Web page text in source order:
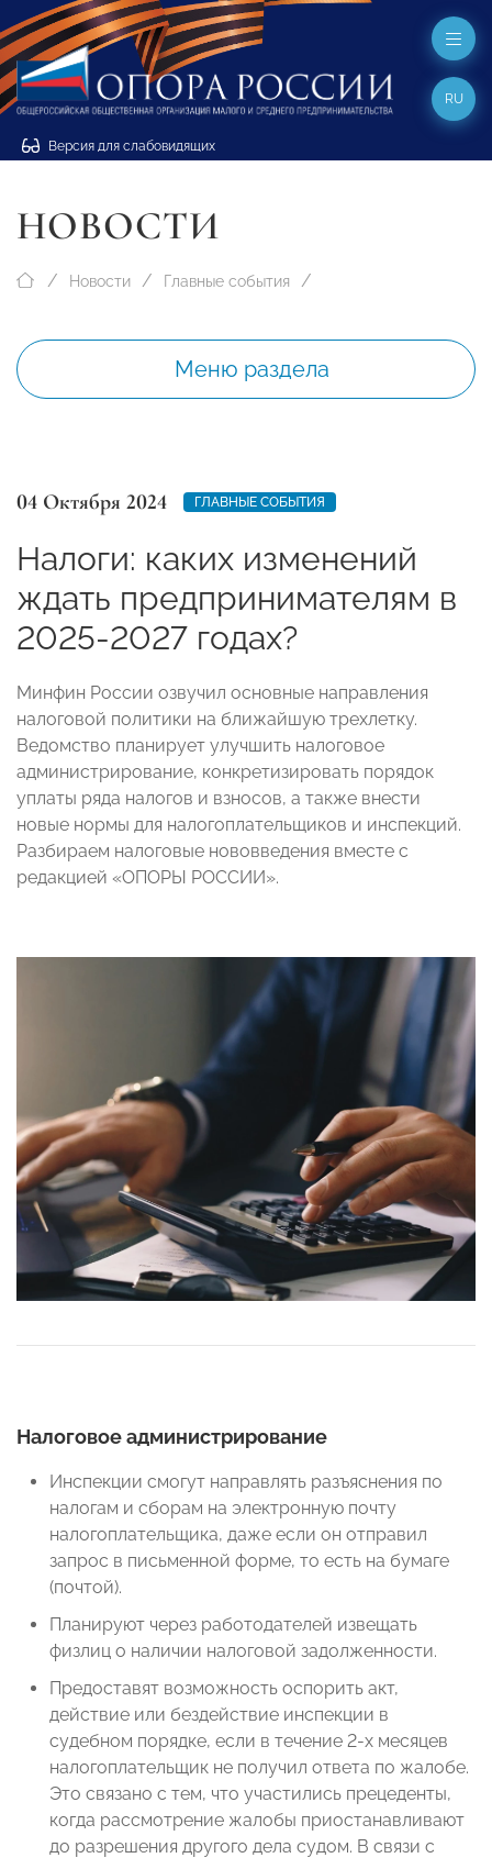
Версия для слабовидящих
RU
НОВОСТИ
Новости Главные события
Меню раздела
04 Октября 2024 ГЛАВНЫЕ СОБЫТИЯ
Налоги: каких изменений
ждать предпринимателям в
2025-2027 годах?
Минфин России озвучил основные направления
налоговой политики на ближайшую трехлетку.
Ведомство планирует улучшить налоговое
администрирование, конкретизировать порядок
уплаты ряда налогов и взносов, а также внести
новые нормы для налогоплательщиков и инспекций.
Разбираем налоговые нововведения вместе с
редакцией «ОПОРЫ РОССИИ».
Налоговое администрирование
Инспекции смогут направлять разъяснения по
налогам и сборам на электронную почту
налогоплательщика, даже если он отправил
запрос в письменной форме, то есть на бумаге
(почтой).
Планируют через работодателей извещать
физлиц о наличии налоговой задолженности.
Предоставят возможность оспорить акт,
действие или бездействие инспекции в
судебном порядке, если в течение 2-х месяцев
налогоплательщик не получил ответа по жалобе.
Это связано с тем, что участились прецеденты,
когда рассмотрение жалобы приостанавливают
до разрешения другого дела судом. В связи с